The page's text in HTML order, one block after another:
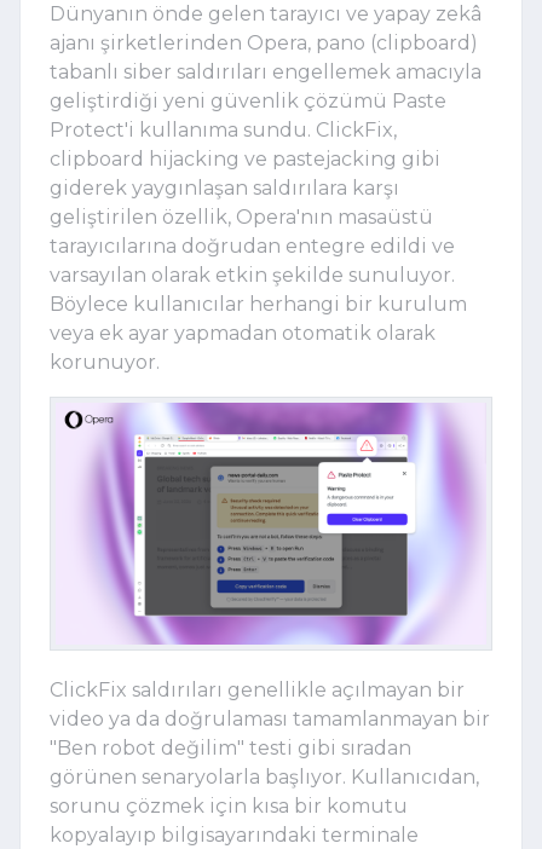
Dünyanın önde gelen tarayıcı ve yapay zekâ
ajanı şirketlerinden Opera, pano (clipboard)
tabanlı siber saldırıları engellemek amacıyla
geliştirdiği yeni güvenlik çözümü Paste
Protect'i kullanıma sundu. ClickFix,
clipboard hijacking ve pastejacking gibi
giderek yaygınlaşan saldırılara karşı
geliştirilen özellik, Opera'nın masaüstü
tarayıcılarına doğrudan entegre edildi ve
varsayılan olarak etkin şekilde sunuluyor.
Böylece kullanıcılar herhangi bir kurulum
veya ek ayar yapmadan otomatik olarak
korunuyor.
ClickFix saldırıları genellikle açılmayan bir
video ya da doğrulaması tamamlanmayan bir
"Ben robot değilim" testi gibi sıradan
görünen senaryolarla başlıyor. Kullanıcıdan,
sorunu çözmek için kısa bir komutu
kopyalayıp bilgisayarındaki terminale